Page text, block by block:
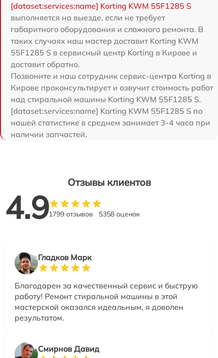
[dataset:services:name] Korting KWM 55F1285 S
выполняется на выезде, если не требует
габаритного оборудования и сложного ремонта. В
таких случаях наш мастер доставит Korting KWM
55F1285 S в сервисный центр Korting в Кирове и
доставит обратно.
Позвоните и наш сотрудник сервис-центра Korting в
Кирове проконсультирует и озвучит стоимость работ
над стиральной машины Korting KWM 55F1285 S.
[dataset:services:name] Korting KWM 55F1285 S по
нашей статистике в среднем занимает 3-4 часа при
наличии запчастей.
Отзывы клиентов
4.91799 отзывов 5358 оценок
Гладков Марк
Благодарен за качественный сервис и быструю
работу! Ремонт стиральной машины в этой
мастерской оказался идеальным, я доволен
результатом.
Смирнов Давид